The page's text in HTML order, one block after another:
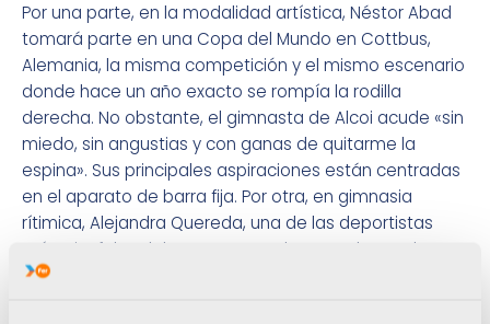
Por una parte, en la modalidad artística, Néstor Abad
tomará parte en una Copa del Mundo en Cottbus,
Alemania, la misma competición y el mismo escenario
donde hace un año exacto se rompía la rodilla
derecha. No obstante, el gimnasta de Alcoi acude «sin
miedo, sin angustias y con ganas de quitarme la
espina». Sus principales aspiraciones están centradas
en el aparato de barra fija. Por otra, en gimnasia
rítimica, Alejandra Quereda, una de las deportistas
más triunfales del Proyecto FER durante el pasado año,
se estrena en este 2015. La alicantina disputará con la